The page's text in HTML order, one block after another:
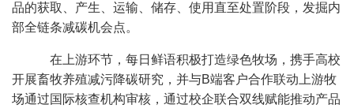
品的获取、产生、运输、储存、使用直至处置阶段，发掘内
部全链条减碳机会点。
在上游环节，每日鲜语积极打造绿色牧场，携手高校
开展畜牧养殖减污降碳研究，并与B端客户合作联动上游牧
场通过国际核查机构审核，通过校企联合双线赋能推动产品